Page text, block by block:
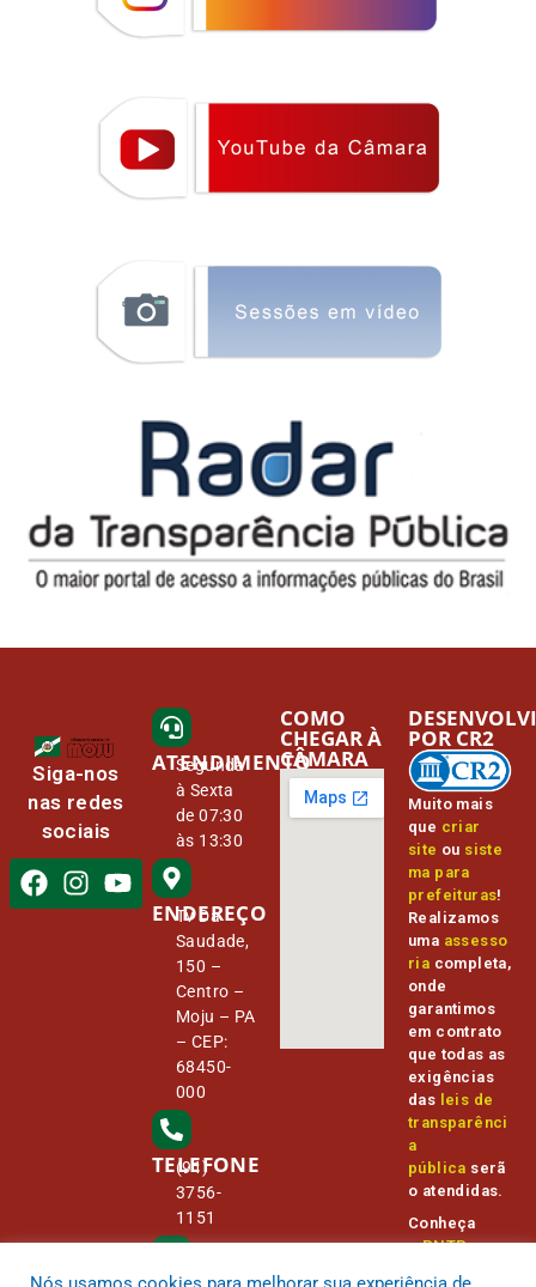
Siga-nos
nas redes
sociais
ATENDIMENTO
Segunda
à Sexta
de 07:30
às 13:30
ENDEREÇO
Tv Da
Saudade,
150 –
Centro –
Moju – PA
– CEP:
68450-
000
TELEFONE
(91)
3756-
1151
COMO
CHEGAR À
CÂMARA
Muito mais
que criar
site ou siste
ma para
prefeituras!
Realizamos
uma assesso
ria completa,
onde
garantimos
em contrato
que todas as
exigências
das leis de
transparênci
a
pública serã
o atendidas.
Conheça
oPNTPe
POR CR2